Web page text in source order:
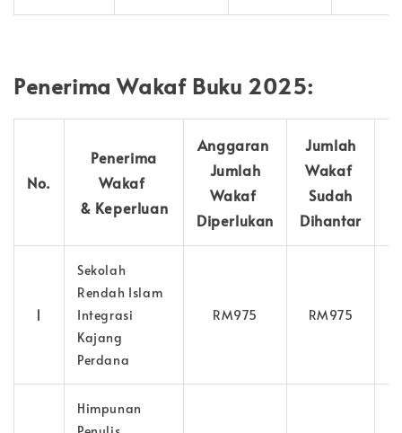
Penerima Wakaf Buku 2025:
No.
Penerima
Wakaf
& Keperluan
Anggaran
Jumlah
Wakaf
Diperlukan
Jumlah
Wakaf
Sudah
Dihantar
1
Sekolah
Rendah Islam
Integrasi
Kajang
Perdana
RM975 RM975
Himpunan